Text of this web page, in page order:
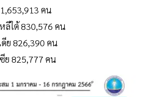
คน
ลีใต้ 830,576 คน
ย 826,390 คน
ย 825,777 คน